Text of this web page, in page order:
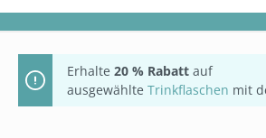
Erhalte 20 % Rabatt auf
ausgewählte Trinkflaschen mit